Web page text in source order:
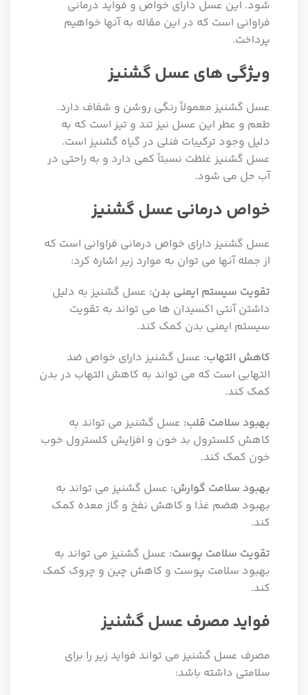
شود. این عسل دارای خواص و فواید درمانی
فراوانی است که در این مقاله به آنها خواهیم
پرداخت.
ویژگی های عسل گشنیز
عسل گشنیز معمولاً رنگی روشن و شفاف دارد.
طعم و عطر این عسل نیز تند و تیز است که به
دلیل وجود ترکیبات فنلی در گیاه گشنیز است.
عسل گشنیز غلظت نسبتاً کمی دارد و به راحتی در
آب حل می شود.
خواص درمانی عسل گشنیز
عسل گشنیز دارای خواص درمانی فراوانی است که
از جمله آنها می توان به موارد زیر اشاره کرد:
تقویت سیستم ایمنی بدن: عسل گشنیز به دلیل
داشتن آنتی اکسیدان ها می تواند به تقویت
سیستم ایمنی بدن کمک کند.
کاهش التهاب: عسل گشنیز دارای خواص ضد
التهابی است که می تواند به کاهش التهاب در بدن
کمک کند.
بهبود سلامت قلب: عسل گشنیز می تواند به
کاهش کلسترول بد خون و افزایش کلسترول خوب
خون کمک کند.
بهبود سلامت گوارش: عسل گشنیز می تواند به
بهبود هضم غذا و کاهش نفخ و گاز معده کمک
کند.
تقویت سلامت پوست: عسل گشنیز می تواند به
بهبود سلامت پوست و کاهش چین و چروک کمک
کند.
فواید مصرف عسل گشنیز
مصرف عسل گشنیز می تواند فواید زیر را برای
سلامتی داشته باشد: